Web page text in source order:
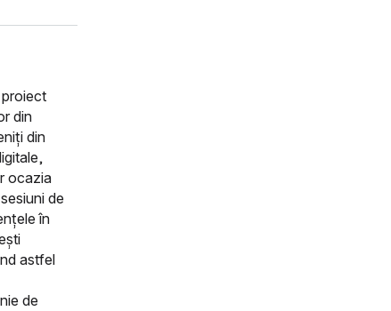
din
din
ocazia
de
în
astfel
de